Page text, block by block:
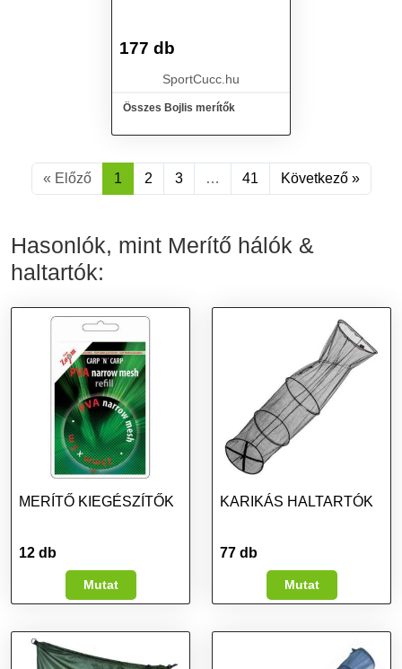
177 db
SportCucc.hu
Összes Bojlis merítők
« Előző 1 2 3 … 41 Következő »
Hasonlók, mint Merítő hálók &
haltartók:
MERÍTŐ KIEGÉSZÍTŐK
12 db
Mutat
KARIKÁS HALTARTÓK
77 db
Mutat